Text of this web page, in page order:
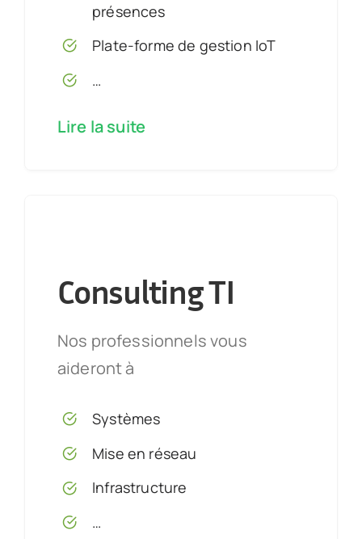
présences
Plate-forme de gestion IoT
…
Lire la suite
Consulting TI
Nos professionnels vous
aiderontà
Systèmes
Mise en réseau
Infrastructure
…